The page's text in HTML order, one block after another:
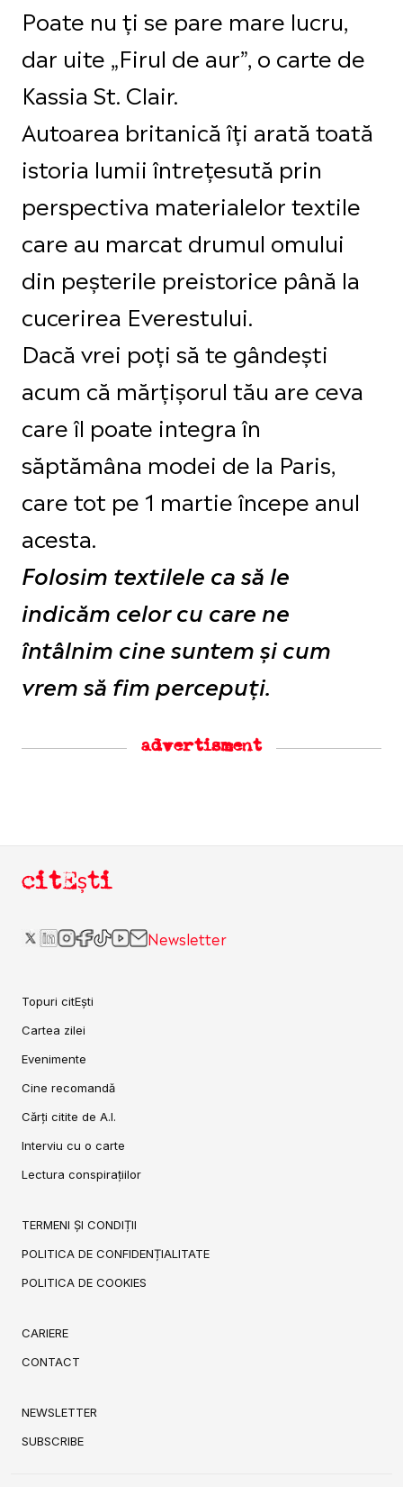
Poate nu ți se pare mare lucru,
dar uite „Firul de aur”, o carte de
Kassia St. Clair.
Autoarea britanică îți arată toată
istoria lumii întrețesută prin
perspectiva materialelor textile
care au marcat drumul omului
din peșterile preistorice până la
cucerirea Everestului.
Dacă vrei poți să te gândești
acum că mărțișorul tău are ceva
care îl poate integra în
săptămâna modei de la Paris,
care tot pe 1 martie începe anul
acesta.
Folosim textilele ca să le
indicăm celor cu care ne
întâlnim cine suntem și cum
vrem să fim percepuți.
advertisment
citEști
Newsletter
Topuri citEști
Cartea zilei
Evenimente
Cine recomandă
Cărți citite de A.I.
Interviu cu o carte
Lectura conspirațiilor
TERMENI ȘI CONDIȚII
POLITICA DE CONFIDENȚIALITATE
POLITICA DE COOKIES
CARIERE
CONTACT
NEWSLETTER
SUBSCRIBE